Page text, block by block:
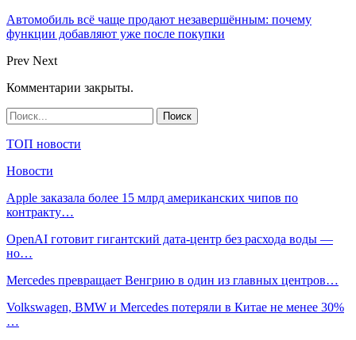
Автомобиль всё чаще продают незавершённым: почему
функции добавляют уже после покупки
Prev Next
Комментарии закрыты.
ТОП новости
Новости
Apple заказала более 15 млрд американских чипов по
контракту…
OpenAI готовит гигантский дата-центр без расхода воды —
но…
Mercedes превращает Венгрию в один из главных центров…
Volkswagen, BMW и Mercedes потеряли в Китае не менее 30%
…